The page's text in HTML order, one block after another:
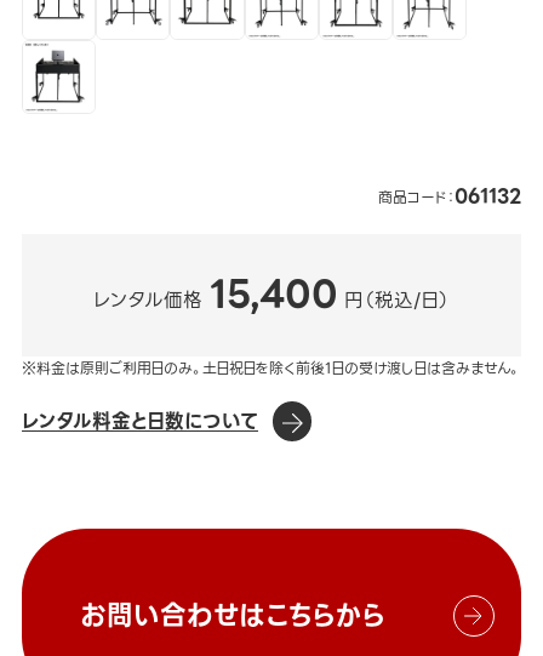
商品コード：061132
レンタル価格 15,400 円（税込/日）
※料金は原則ご利用日のみ。土日祝日を除く前後1日の受け渡し日は含みません。
レンタル料金と日数について
お問い合わせはこちらから